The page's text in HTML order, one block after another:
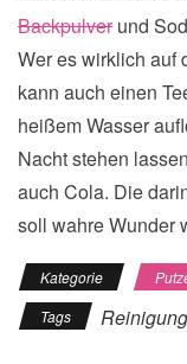
Backpulver und
Wer es wirklich auf
kann auch einen
heißem Wasser
Nacht stehen
auch Cola. Die
soll wahre Wunder
Kategorie
Tags
Reinigung